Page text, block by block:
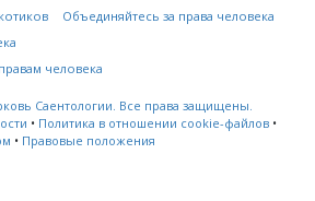
Объединяйтесь за права человека
человека
Саентологии. Все права защищены.
• Политика в отношении cookie-файлов •
• Правовые положения